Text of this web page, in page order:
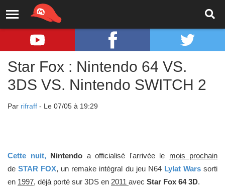
Star Fox : Nintendo 64 VS.
3DS VS. Nintendo SWITCH 2
Par rifraff - Le 07/05 à 19:29
Cette nuit,Nintendo a officialisé l'arrivée le mois prochain
deSTAR FOX, un remake intégral du jeu N64 Lylat Wars sorti
en 1997, déjà porté sur 3DS en 2011 avec Star Fox 64 3D.